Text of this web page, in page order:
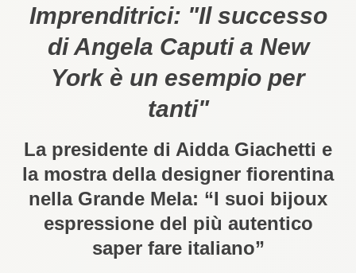
Imprenditrici: "Il successo
di Angela Caputi a New
York è un esempio per
tanti"
La presidente di Aidda Giachetti e
la mostra della designer fiorentina
nella Grande Mela: “I suoi bijoux
espressione del più autentico
saper fare italiano”